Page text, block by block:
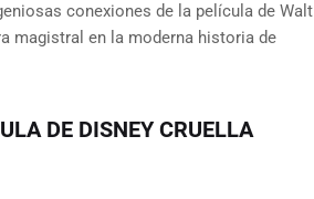
conexiones de la película de Walt
magistral en la moderna historia de
DE DISNEY CRUELLA